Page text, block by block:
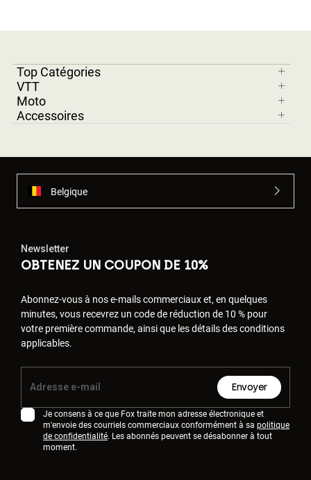
Top Catégories
VTT
Moto
Accessoires
Belgique
Newsletter
OBTENEZ UN COUPON DE 10%
Abonnez-vous à nos e-mails commerciaux et, en quelques
minutes, vous recevrez un code de réduction de 10 % pour
votre première commande, ainsi que les détails des conditions
applicables.
Envoyer
Je consens à ce que Fox traite mon adresse électronique et
m'envoie des courriels commerciaux conformément à sa politique
de confidentialité. Les abonnés peuvent se désabonner à tout
moment.